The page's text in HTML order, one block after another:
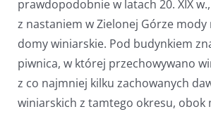
prawdopodobnie w latach 20. XIX
z nastaniem w Zielonej Górze
domy winiarskie. Pod budynkiem
piwnica, w której przechowywano
z co najmniej kilku zachowanych
winiarskich z tamtego okresu, obok